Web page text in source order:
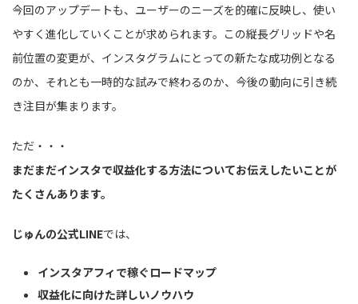
今回のアップデートも、ユーザーのニーズを的確に反映し、使い
やすく進化していくことが求められます。この縦長グリッドや名
前位置の変更が、インスタグラムにとっての新たな成功例となる
のか、それとも一時的な試みで終わるのか、今後の動向に引き続
き注目が集まります。
ただ・・・
まだまだインスタで収益化する方法についてお伝えしたいことが
たくさんあります。
じゅんの公式LINEでは、
インスタアフィで稼ぐロードマップ
収益化に向けた詳しいノウハウ